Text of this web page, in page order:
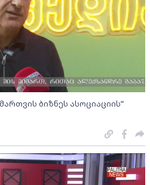
ბიზნეს ასოციაციის”